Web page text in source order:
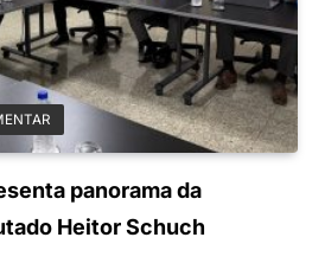
panorama da
Heitor Schuch